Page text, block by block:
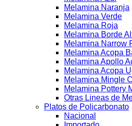
Melamina Naranja
Melamina Verde
Melamina Roja
Melamina Borde
Melamina Narrow
Melamina Acopa
Melamina Apollo
Melamina Acopa
Melamina Mingle
Melamina Pottery
Otras Lineas de
Platos de Policarbonato
Nacional